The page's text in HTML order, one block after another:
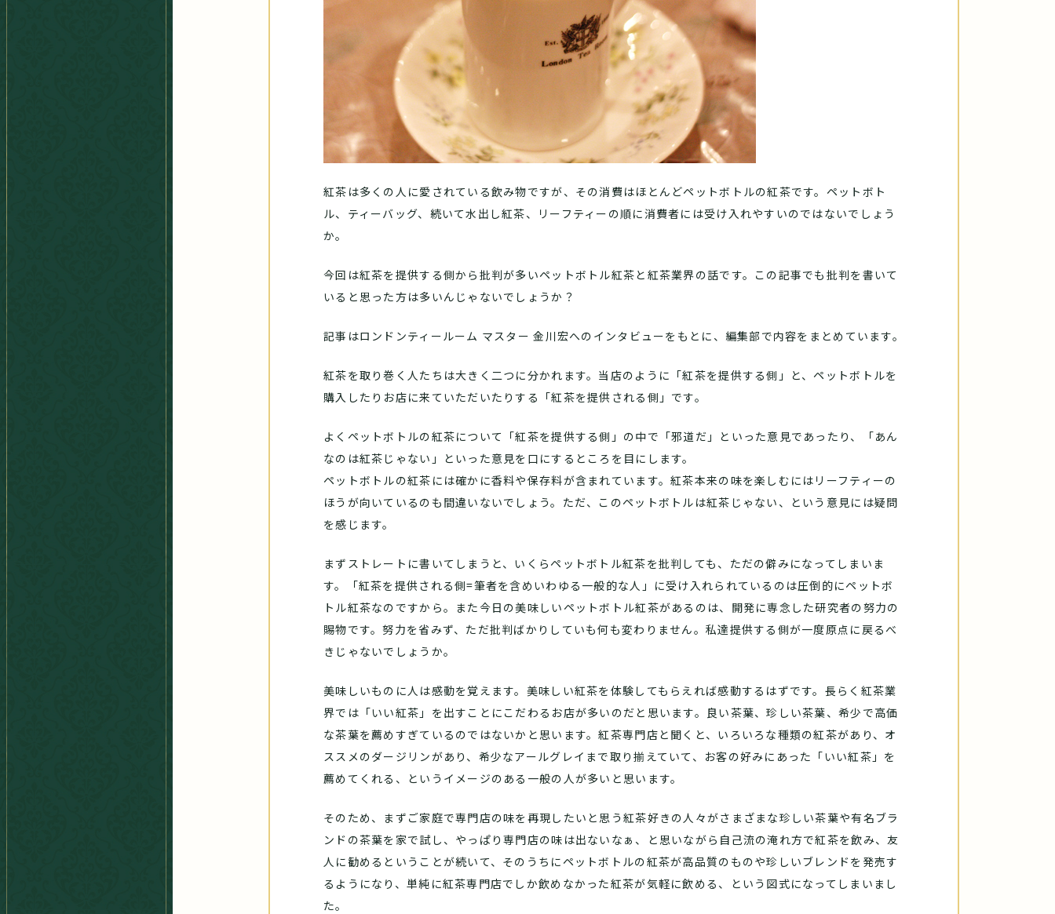
紅茶は多くの人に愛されている飲み物ですが、その消費はほとんどペットボトルの紅茶です。ペットボト
ル、ティーバッグ、続いて水出し紅茶、リーフティーの順に消費者には受け入れやすいのではないでしょう
か。
今回は紅茶を提供する側から批判が多いペットボトル紅茶と紅茶業界の話です。この記事でも批判を書いて
いると思った方は多いんじゃないでしょうか？
記事はロンドンティールーム マスター 金川宏へのインタビューをもとに、編集部で内容をまとめています。
紅茶を取り巻く人たちは大きく二つに分かれます。当店のように「紅茶を提供する側」と、ペットボトルを
購入したりお店に来ていただいたりする「紅茶を提供される側」です。
よくペットボトルの紅茶について「紅茶を提供する側」の中で「邪道だ」といった意見であったり、「あん
なのは紅茶じゃない」といった意見を口にするところを目にします。
ペットボトルの紅茶には確かに香料や保存料が含まれています。紅茶本来の味を楽しむにはリーフティーの
ほうが向いているのも間違いないでしょう。ただ、このペットボトルは紅茶じゃない、という意見には疑問
を感じます。
まずストレートに書いてしまうと、いくらペットボトル紅茶を批判しても、ただの僻みになってしまいま
す。「紅茶を提供される側=筆者を含めいわゆる一般的な人」に受け入れられているのは圧倒的にペットボ
トル紅茶なのですから。また今日の美味しいペットボトル紅茶があるのは、開発に専念した研究者の努力の
賜物です。努力を省みず、ただ批判ばかりしていも何も変わりません。私達提供する側が一度原点に戻るべ
きじゃないでしょうか。
美味しいものに人は感動を覚えます。美味しい紅茶を体験してもらえれば感動するはずです。長らく紅茶業
界では「いい紅茶」を出すことにこだわるお店が多いのだと思います。良い茶葉、珍しい茶葉、希少で高価
な茶葉を薦めすぎているのではないかと思います。紅茶専門店と聞くと、いろいろな種類の紅茶があり、オ
ススメのダージリンがあり、希少なアールグレイまで取り揃えていて、お客の好みにあった「いい紅茶」を
薦めてくれる、というイメージのある一般の人が多いと思います。
そのため、まずご家庭で専門店の味を再現したいと思う紅茶好きの人々がさまざまな珍しい茶葉や有名ブラ
ンドの茶葉を家で試し、やっぱり専門店の味は出ないなぁ、と思いながら自己流の淹れ方で紅茶を飲み、友
人に勧めるということが続いて、そのうちにペットボトルの紅茶が高品質のものや珍しいブレンドを発売す
るようになり、単純に紅茶専門店でしか飲めなかった紅茶が気軽に飲める、という図式になってしまいまし
た。